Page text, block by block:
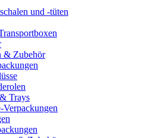
und -tüten
& Zubehör
Trays